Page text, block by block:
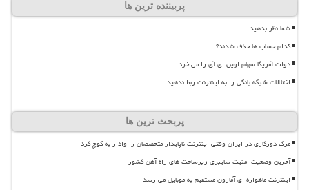
پربیننده ترین ها
شما نظر بدهید
کدام حساب ها حذف شدند؟
دولت آمریکا سهام اوپن ای آی را می خرد
اختلالات شبکه بانکی را به اینترنت ربط ندهید
پربحث ترین ها
مرگ دورکاری در ایران وقتی اینترنت ناپایدار متخصصان را وادار به کوچ کرد
آخرین وضعیت امنیت سایبری زیرساخت های راه آهن کشور
اینترنت ماهواره ای آمازون مستقیم به موبایل می رسد